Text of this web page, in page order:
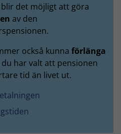
det möjligt att göra
av den
också kunna förlänga
du har valt att pensionen
tid än livet ut.